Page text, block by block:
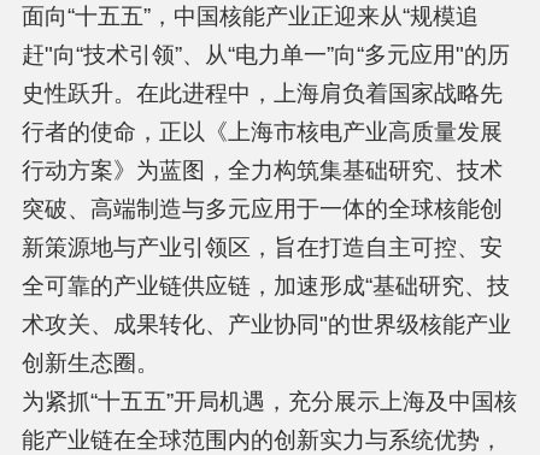
面向“十五五”，中国核能产业正迎来从“规模追
赶"向“技术引领”、从“电力单一”向“多元应用"的历
史性跃升。在此进程中，上海肩负着国家战略先
行者的使命，正以《上海市核电产业高质量发展
行动方案》为蓝图，全力构筑集基础研究、技术
突破、高端制造与多元应用于一体的全球核能创
新策源地与产业引领区，旨在打造自主可控、安
全可靠的产业链供应链，加速形成“基础研究、技
术攻关、成果转化、产业协同"的世界级核能产业
创新生态圈。
为紧抓“十五五”开局机遇，充分展示上海及中国核
能产业链在全球范围内的创新实力与系统优势，